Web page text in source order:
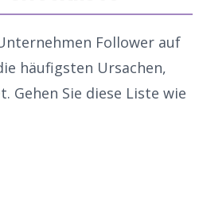
Follower auf
häufigsten Ursachen,
Gehen Sie diese Liste wie